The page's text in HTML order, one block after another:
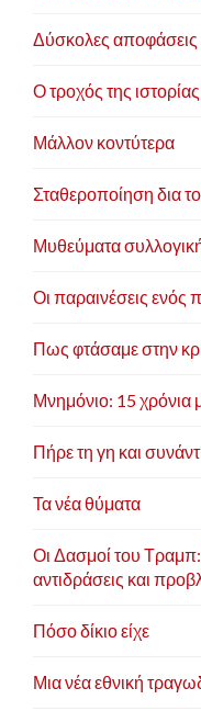
Δύσκολες αποφάσεις
Ο τροχός της ιστορίας
Μάλλον κοντύτερα
Σταθεροποίηση δια
Μυθεύματα
Οι παραινέσεις ενός
Πως φτάσαμε στην
Μνημόνιο: 15 χρόνια
Πήρε τη γη και
Τα νέα θύματα
Οι Δασμοί του
αντιδράσεις και
Πόσο δίκιο είχε
Μια νέα εθνική